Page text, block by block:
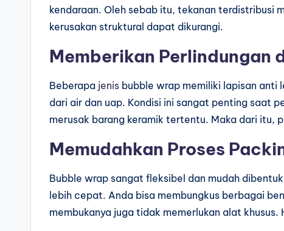
kendaraan. Oleh sebab itu, tekanan terdistribusi
kerusakan struktural dapat dikurangi.
Memberikan Perlindungan
Beberapa jenis bubble wrap memiliki lapisan anti
dari air dan uap. Kondisi ini sangat penting saat
merusak barang keramik tertentu. Maka dari itu,
Memudahkan Proses
Bubble wrap sangat fleksibel dan mudah
lebih cepat. Anda bisa membungkus berbagai
membukanya juga tidak memerlukan alat